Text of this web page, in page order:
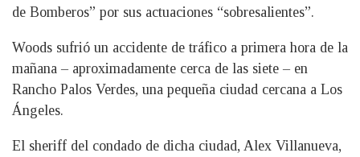
de Bomberos” por sus actuaciones “sobresalientes”.
Woods sufrió un accidente de tráfico a primera hora de la
mañana – aproximadamente cerca de las siete – en
Rancho Palos Verdes, una pequeña ciudad cercana a Los
Ángeles.
El sheriff del condado de dicha ciudad, Alex Villanueva,